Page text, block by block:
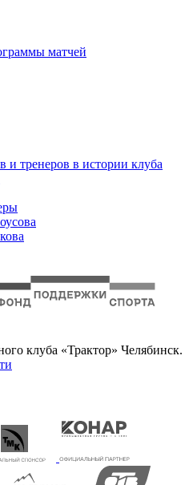
матчей
и тренеров в истории клуба
клуба «Трактор» Челябинск.